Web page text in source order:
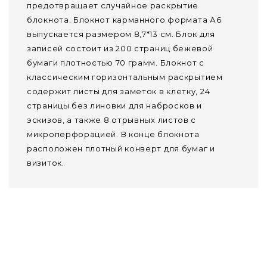
предотвращает случайное раскрытие
блокнота. Блокнот карманного формата А6
выпускается размером 8,7*13 см. Блок для
записей состоит из 200 страниц бежевой
бумаги плотностью 70 грамм. Блокнот с
классическим горизонтальным раскрытием
содержит листы для заметок в клетку, 24
страницы без линовки для набросков и
эскизов, а также 8 отрывных листов с
микроперфорацией. В конце блокнота
расположен плотный конверт для бумаг и
визиток.